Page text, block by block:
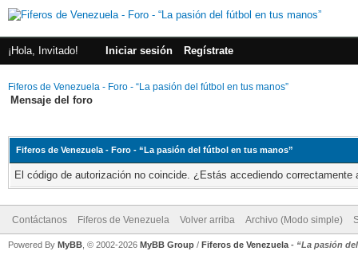
¡Hola, Invitado! Iniciar sesión Regístrate
Fiferos de Venezuela - Foro - “La pasión del fútbol en tus manos”
Mensaje del foro
Fiferos de Venezuela - Foro - “La pasión del fútbol en tus manos”
El código de autorización no coincide. ¿Estás accediendo
Contáctanos Fiferos de Venezuela Volver arriba Archivo (Modo simple)
Powered By MyBB , © 2002-2026 MyBB Group / Fiferos de Venezuela - “La pasión